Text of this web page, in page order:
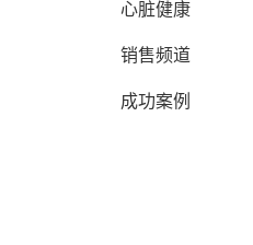
心脏健康
销售频道
成功案例